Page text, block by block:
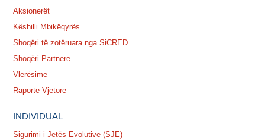
Aksionerët
Këshilli Mbikëqyrës
Shoqëri të zotëruara nga SiCRED
Shoqëri Partnere
Vlerësime
Raporte Vjetore
INDIVIDUAL
Sigurimi i Jetës Evolutive (SJE)